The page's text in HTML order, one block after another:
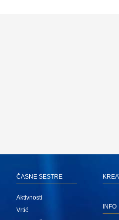
ČASNE SESTRE
Aktivnosti
Vrtić
INFO